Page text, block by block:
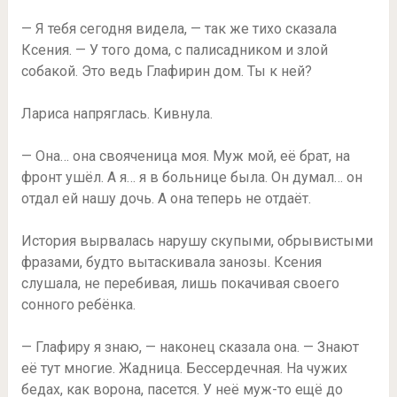
— Я тебя сегодня видела, — так же тихо сказала
Ксения. — У того дома, с палисадником и злой
собакой. Это ведь Глафирин дом. Ты к ней?
Лариса напряглась. Кивнула.
— Она… она свояченица моя. Муж мой, её брат, на
фронт ушёл. А я… я в больнице была. Он думал… он
отдал ей нашу дочь. А она теперь не отдаёт.
История вырвалась нарушу скупыми, обрывистыми
фразами, будто вытаскивала занозы. Ксения
слушала, не перебивая, лишь покачивая своего
сонного ребёнка.
— Глафиру я знаю, — наконец сказала она. — Знают
её тут многие. Жадница. Бессердечная. На чужих
бедах, как ворона, пасется. У неё муж-то ещё до